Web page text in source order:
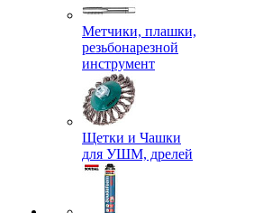
Метчики, плашки,
резьбонарезной
инструмент
Щетки и Чашки
для УШМ, дрелей